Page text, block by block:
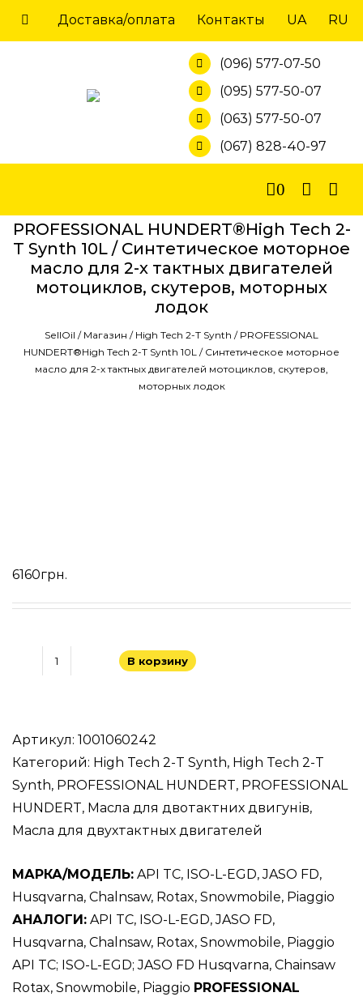
Доставка/оплата Контакты UA RU
(096) 577-07-50
(095) 577-50-07
(063) 577-50-07
(067) 828-40-97
0
PROFESSIONAL HUNDERT®High Tech 2-
Т Synth 10L / Синтетическое моторное
масло для 2-х тактных двигателей
мотоциклов, скутеров, моторных
лодок
SellOil / Магазин / High Tech 2-Т Synth / PROFESSIONAL
HUNDERT®High Tech 2-Т Synth 10L / Синтетическое моторное
масло для 2-х тактных двигателей мотоциклов, скутеров,
моторных лодок
6160грн.
Количество
HUNDERT®High
Tech
2-
Т
Synth
/
Синтетическое
моторное
масло
для
2-
В корзину
Артикул: 1001060242
Категорий: High Tech 2-Т Synth, High Tech 2-Т
Synth, PROFESSIONAL HUNDERT, PROFESSIONAL
HUNDERT, Масла для двотактних двигунів,
Масла для двухтактных двигателей
МАРКА/МОДЕЛЬ: API TC, ISO-L-EGD, JASO FD,
Husqvarna, Chalnsaw, Rotax, Snowmobile, Piaggio
АНАЛОГИ: API TC, ISO-L-EGD, JASO FD,
Husqvarna, Chalnsaw, Rotax, Snowmobile, Piaggio
API ТС; ISO-L-EGD; JASO FD Husqvarna, Chainsaw
Rotax, Snowmobile, Piaggio PROFESSIONAL